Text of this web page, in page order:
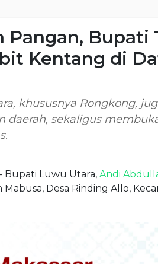
Pangan, Bupati
Kentang di
khususnya Rongkong,
daerah, sekaligus
- Bupati Luwu Utara, Andi
Desa Rinding Allo,